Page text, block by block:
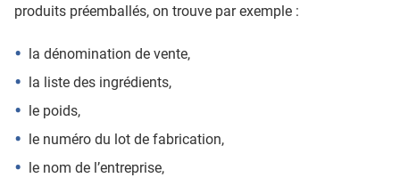
produits préemballés, on trouve par exemple :
la dénomination de vente,
la liste des ingrédients,
le poids,
le numéro du lot de fabrication,
le nom de l’entreprise,